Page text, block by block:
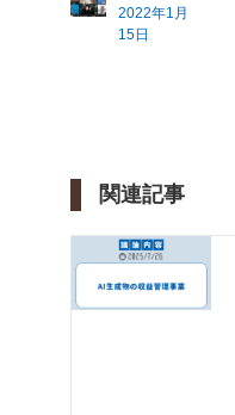
2022年1月
15日
関連記事